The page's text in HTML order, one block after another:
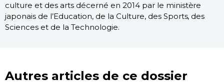
culture et des arts décerné en 2014 par le ministère
japonais de l’Education, de la Culture, des Sports, des
Sciences et de la Technologie.
Autres articles de ce dossier